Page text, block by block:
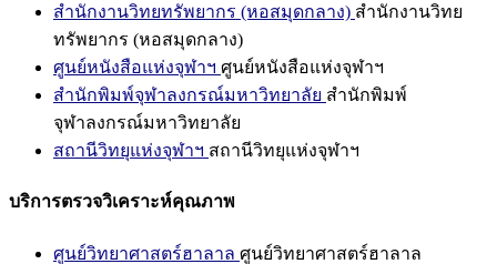
สำนักงานวิทยทรัพยากร (หอสมุดกลาง) สำนักงานวิทย
ทรัพยากร (หอสมุดกลาง)
ศูนย์หนังสือแห่งจุฬาฯ ศูนย์หนังสือแห่งจุฬาฯ
สำนักพิมพ์จุฬาลงกรณ์มหาวิทยาลัย สำนักพิมพ์
จุฬาลงกรณ์มหาวิทยาลัย
สถานีวิทยุแห่งจุฬาฯ สถานีวิทยุแห่งจุฬาฯ
บริการตรวจวิเคราะห์คุณภาพ
ศูนย์วิทยาศาสตร์ฮาลาล ศูนย์วิทยาศาสตร์ฮาลาล